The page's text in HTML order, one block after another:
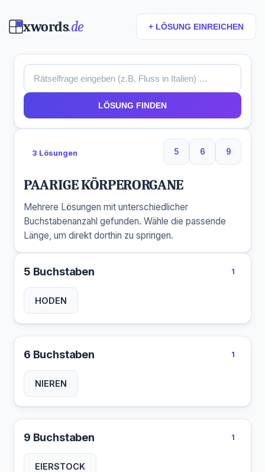
xwords.de + LÖSUNG EINREICHEN
LÖSUNG FINDEN
3 Lösungen 5
5 Buchstaben
6
6 Buchstaben
9
9
PAARIGE KÖRPERORGANE
Mehrere Lösungen mit unterschiedlicher
Buchstabenanzahl gefunden. Wähle die passende
Länge, um direkt dorthin zu springen.
5 Buchstaben 1
HODEN
6 Buchstaben 1
NIEREN
9 Buchstaben 1
EIERSTOCK